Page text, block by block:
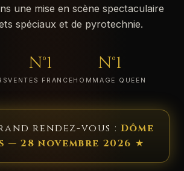
une mise en scène spectaculaire
spéciaux et de pyrotechnie.
N°1
VENTES FRANCE
N°1
HOMMAGE QUEEN
rendez-vous : Dôme
— 28 novembre 2026 ★